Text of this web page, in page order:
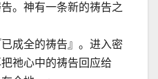
。神有一条新的祷告之
成全的祷告』。进入密
祂心中的祷告回应给